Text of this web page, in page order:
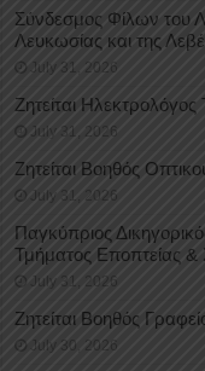
Σύνδεσμος Φίλων του
Λευκωσίας και της
July 31, 2026
Ζητείται Ηλεκτρολόγος
July 31, 2026
Ζητείται Βοηθός
July 31, 2026
Παγκύπριος
Τμήματος Εποπτείας
July 31, 2026
Ζητείται Βοηθός
July 30, 2026